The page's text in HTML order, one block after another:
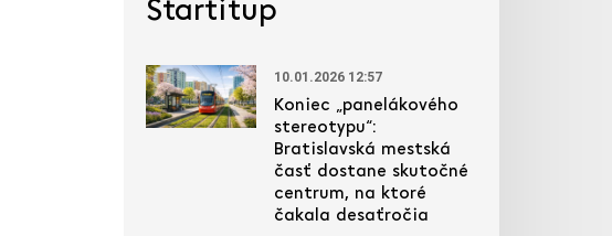
Startitup
10.01.2026 12:57
Koniec „panelákového
stereotypu“:
Bratislavská mestská
časť dostane skutočné
centrum, na ktoré
čakala desaťročia